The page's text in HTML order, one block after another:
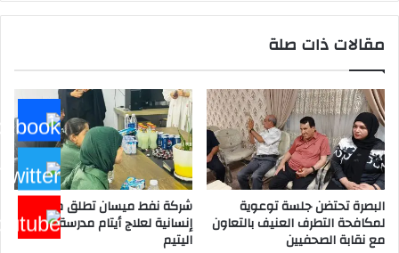
مقالات ذات صلة
البصرة تحتضن جلسة توعوية
لمكافحة التطرف العنيف بالتعاون
مع نقابة الصحفيين
شركة نفط ميسان تطلق مبادرة
إنسانية لعلاج أيتام مدرسة كافل
اليتيم